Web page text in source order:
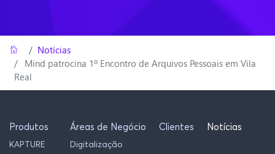
Home
/ Notícias
Mind patrocina 1º Encontro de Arquivos Pessoais em Vila
Real
Produtos
KAPTURE
Áreas de Negócio
Digitalização
Clientes Notícias